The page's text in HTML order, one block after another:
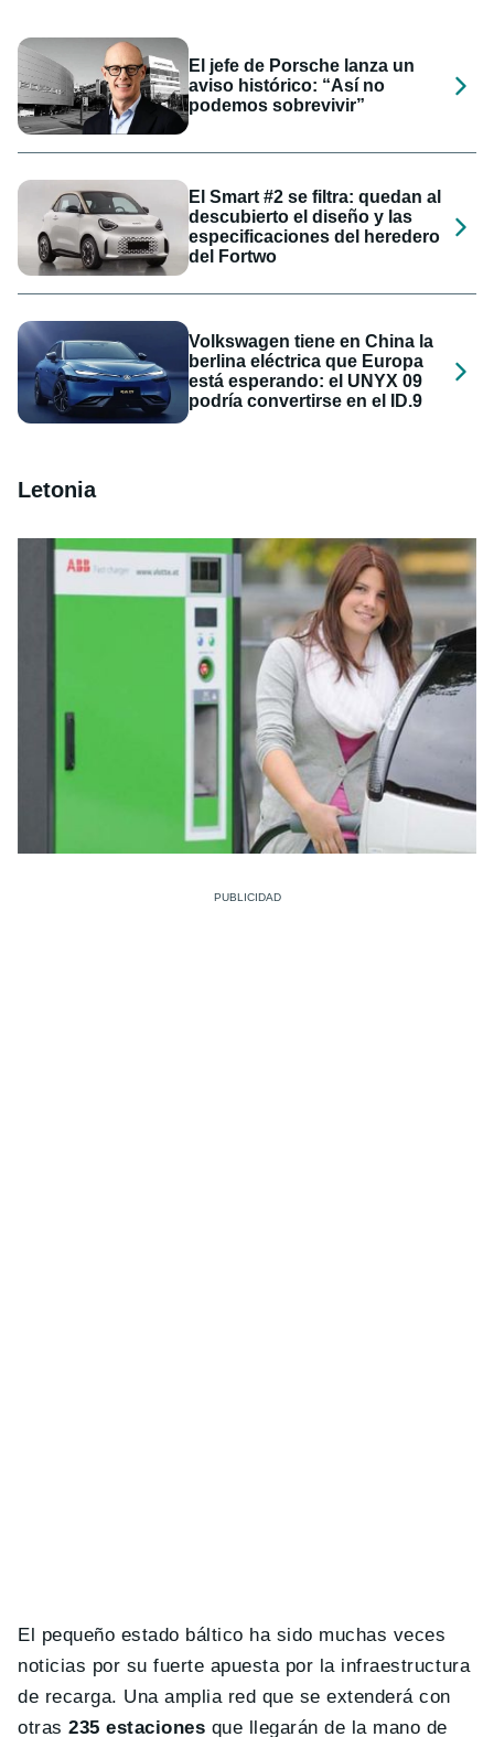
El jefe de Porsche lanza un
aviso histórico: “Así no
podemos sobrevivir”
El Smart #2 se filtra: quedan al
descubierto el diseño y las
especificaciones del heredero
del Fortwo
Volkswagen tiene en China la
berlina eléctrica que Europa
está esperando: el UNYX 09
podría convertirse en el ID.9
Letonia
El pequeño estado báltico ha sido muchas veces
noticias por su fuerte apuesta por la infraestructura
de recarga. Una amplia red que se extenderá con
otras235 estaciones que llegarán de la mano de